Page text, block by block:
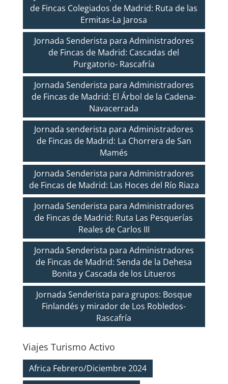
de Fincas Colegiados de Madrid: Ruta de las
Ermitas-La Jarosa
Jornada Senderista para Administradores
de Fincas de Madrid: Cascadas del
Purgatorio- Rascafría
Jornada Senderista para Administradores
de Fincas de Madrid: El Árbol de la Cadena-
Navacerrada
Jornada senderista para Administradores
de Fincas de Madrid: La Chorrera de San
Mamés
Jornada Senderista para Administradores
de Fincas de Madrid: Las Hoces del Río Riaza
Jornada Senderista para Administradores
de Fincas de Madrid: Ruta Las Pesquerías
Reales de Carlos III
Jornada Senderista para Administradores
de Fincas de Madrid: Senda de la Dehesa
Bonita y Cascada de los Litueros
Jornada Senderista para grupos: Bosque
Finlandés y mirador de Los Robledos-
Rascafría
Viajes Turismo Activo
Africa Febrero/Diciembre 2024